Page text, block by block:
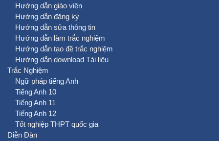
Hướng dẫn giáo viên
Hướng dẫn đăng ký
Hướng dẫn sửa thông tin
Hướng dẫn làm trắc nghiệm
Hướng dẫn tạo đề trắc nghiệm
Hướng dẫn download Tài liệu
Trắc Nghiệm
Ngữ pháp tiếng Anh
Tiếng Anh 10
Tiếng Anh 11
Tiếng Anh 12
Tốt nghiệp THPT quốc gia
Diễn Đàn